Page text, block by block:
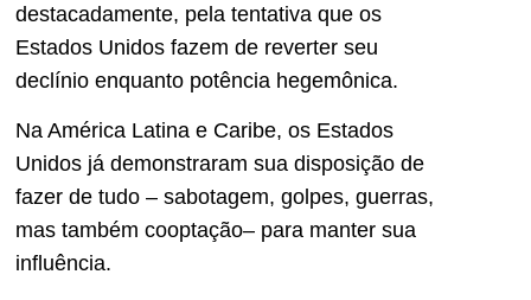
destacadamente, pela tentativa que os
Estados Unidos fazem de reverter seu
declínio enquanto potência hegemônica.
Na América Latina e Caribe, os Estados
Unidos já demonstraram sua disposição de
fazer de tudo – sabotagem, golpes, guerras,
mas também cooptação– para manter sua
influência.